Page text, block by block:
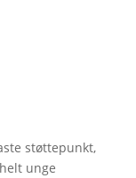
støttepunkt,
unge